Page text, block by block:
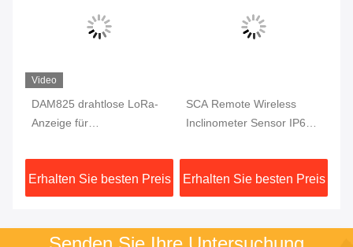
Video
DAM825 drahtlose LoRa-
Anzeige für
470M
Erhalten Sie besten Preis
SCA Remote Wireless
Inclinometer Sensor IP67
Erhalten Sie besten Preis